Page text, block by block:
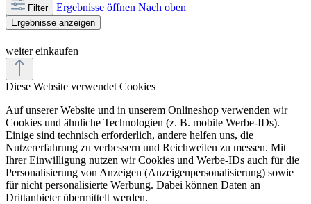
Filter Ergebnisse öffnen Nach oben
Ergebnisse anzeigen
weiter einkaufen
Diese Website verwendet Cookies
Auf unserer Website und in unserem Onlineshop verwenden wir
Cookies und ähnliche Technologien (z. B. mobile Werbe-IDs).
Einige sind technisch erforderlich, andere helfen uns, die
Nutzererfahrung zu verbessern und Reichweiten zu messen. Mit
Ihrer Einwilligung nutzen wir Cookies und Werbe-IDs auch für die
Personalisierung von Anzeigen (Anzeigenpersonalisierung) sowie
für nicht personalisierte Werbung. Dabei können Daten an
Drittanbieter übermittelt werden.